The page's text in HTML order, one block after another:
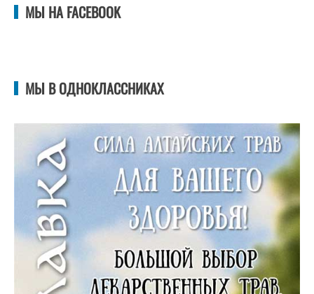
МЫ НА FACEBOOK
МЫ В ОДНОКЛАССНИКАХ